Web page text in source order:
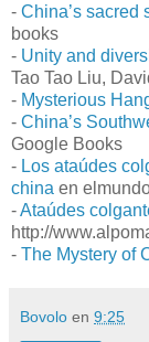
- China’s sacred
books
- Unity and
Tao Tao Liu,
- Mysterious
- China’s
Google Books
- Los ataúdes
china en
-Ataúdes
http://
- The Mystery of
Bovolo en 9:25